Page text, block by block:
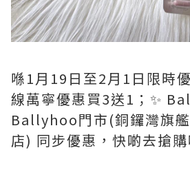
喺1月19日至2月1日限時
線萬寧優惠買3送1；✨
Ballyhoo門市(銅鑼灣旗
店) 同步優惠，快啲去搶購